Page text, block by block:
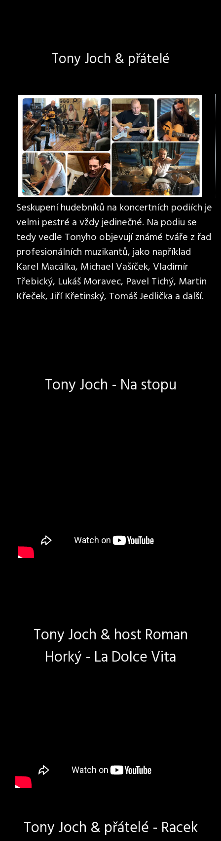
Tony Joch & přátelé
Seskupení hudebníků na koncertních podiích je
velmi pestré a vždy jedinečné. Na podiu se
tedy vedle Tonyho objevují známé tváře z řad
profesionálních muzikantů, jako například
Karel Macálka, Michael Vašíček, Vladimír
Třebický, Lukáš Moravec, Pavel Tichý, Martin
Křeček, Jiří Křetinský, Tomáš Jedlička a další.
Tony Joch - Na stopu
Tony Joch & host Roman
Horký - La Dolce Vita
Tony Joch & přátelé - Racek